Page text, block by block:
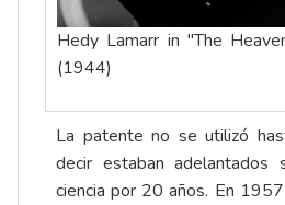
Hedy Lamarr in "The
(1944)
La patente no se utilizó
decir estaban adelantados
ciencia por 20 años. En